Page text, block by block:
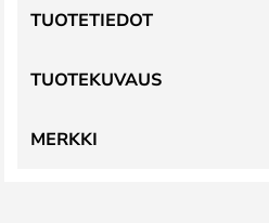
TUOTEKUVAUS
TUOTETIEDOT
MERKKI